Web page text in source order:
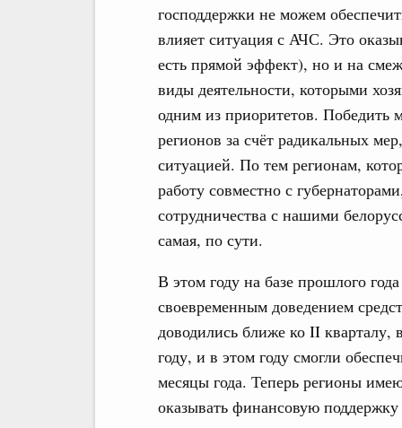
господдержки не можем
влияет ситуация с АЧС. Это
есть прямой эффект), но и на
виды деятельности, которыми
одним из приоритетов. Победить
регионов за счёт радикальных
ситуацией. По тем регионам,
работу совместно с
сотрудничества с нашими
самая, по сути.
В этом году на базе прошлого
своевременным доведением
доводились ближе ко II
году, и в этом году смогли
месяцы года. Теперь регионы
оказывать финансовую